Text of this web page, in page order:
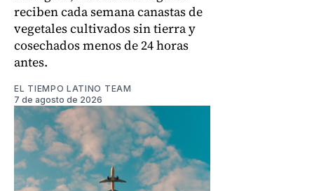
reciben cada semana canastas de
vegetales cultivados sin tierra y
cosechados menos de 24 horas
antes.
EL TIEMPO LATINO TEAM
7 de agosto de 2026